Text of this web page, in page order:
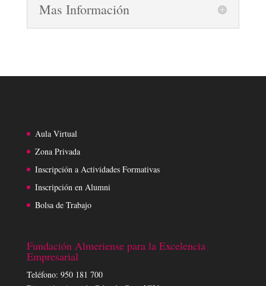
Mas Información
Aula Virtual
Zona Privada
Inscripción a Actividades Formativas
Inscripción en Alumni
Bolsa de Trabajo
Fundación Almeriense para la Excelencia
Empresarial
Teléfono: 950 181 700